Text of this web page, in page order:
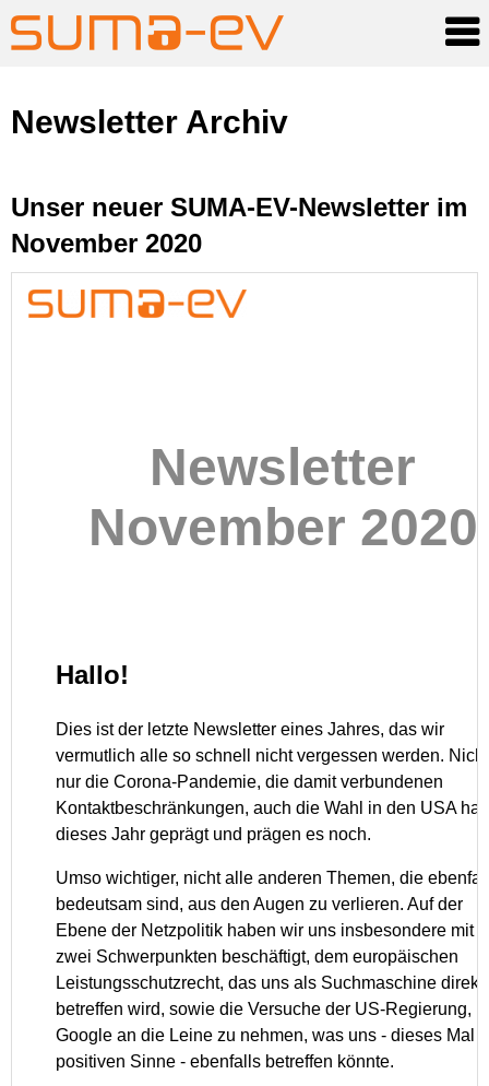
Skip
Newsletter Archiv
Unser neuer SUMA-EV-Newsletter im
November 2020